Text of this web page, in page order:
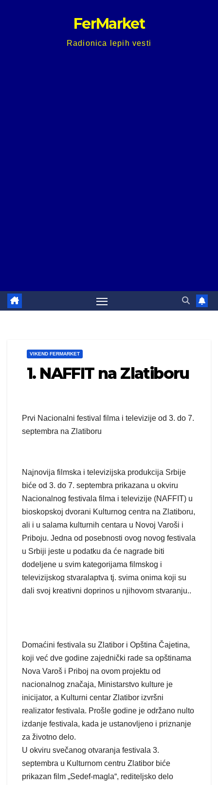
FerMarket
Radionica lepih vesti
VIKEND FERMARKET
1. NAFFIT na Zlatiboru
Prvi Nacionalni festival filma i televizije od 3. do 7.
septembra na Zlatiboru
Najnovija filmska i televizijska produkcija Srbije
biće od 3. do 7. septembra prikazana u okviru
Nacionalnog festivala filma i televizije (NAFFIT) u
bioskopskoj dvorani Kulturnog centra na Zlatiboru,
ali i u salama kulturnih centara u Novoj Varoši i
Priboju. Jedna od posebnosti ovog novog festivala
u Srbiji jeste u podatku da će nagrade biti
dodeljene u svim kategorijama filmskog i
televizijskog stvaralaptva tj. svima onima koji su
dali svoj kreativni doprinos u njihovom stvaranju..
Domaćini festivala su Zlatibor i Opština Čajetina,
koji već dve godine zajednički rade sa opštinama
Nova Varoš i Priboj na ovom projektu od
nacionalnog značaja, Ministarstvo kulture je
inicijator, a Kulturni centar Zlatibor izvršni
realizator festivala. Prošle godine je održano nulto
izdanje festivala, kada je ustanovljeno i priznanje
za životno delo.
U okviru svečanog otvaranja festivala 3.
septembra u Kulturnom centru Zlatibor biće
prikazan film „Sedef-magla“, rediteljsko delo